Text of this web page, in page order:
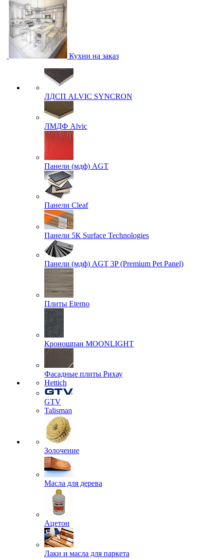
Кухни на заказ
ЛДСП ALVIC SYNCRON
ЛМДФ Alvic
Панели (мдф) AGT
Панели Cleaf
Панели 5К Surface Technologies
Панели (мдф) AGT 3P (Premium Pet Panel)
Плиты Eterno
Кроношпан MOONLIGHT
Фасадные плиты Рихау
Hettich
GTV
Talisman
Золочение
Масла для дерева
Ацетон
Лаки и масла для паркета